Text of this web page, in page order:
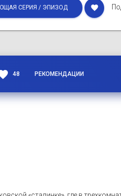
СЕРИЯ / ЭПИЗОД favorite
48 РЕКОМЕНДАЦИИ